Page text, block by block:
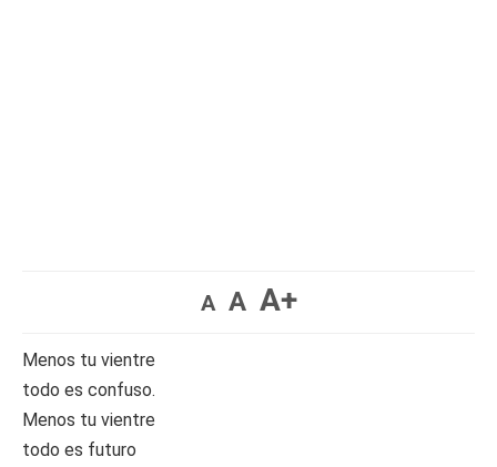
A A A+
Menos tu vientre
todo es confuso.
Menos tu vientre
todo es futuro